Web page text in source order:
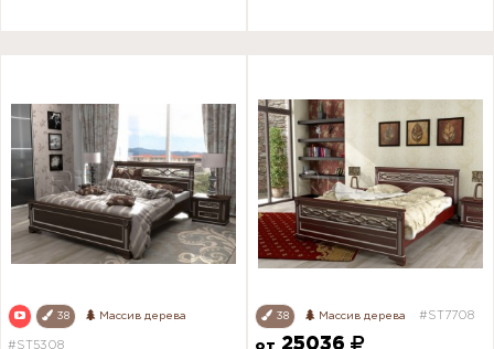
38 Массив дерева
#ST5308
38 Массив дерева #ST7708
от 25036